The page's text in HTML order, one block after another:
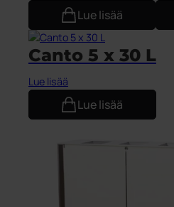
Lue lisää
Canto 5 x 30 L
Lue lisää
Lue lisää